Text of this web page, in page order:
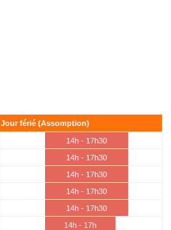
Jour férié (Assomption)
14h - 17h30
14h - 17h30
14h - 17h30
14h - 17h30
14h - 17h30
14h - 17h